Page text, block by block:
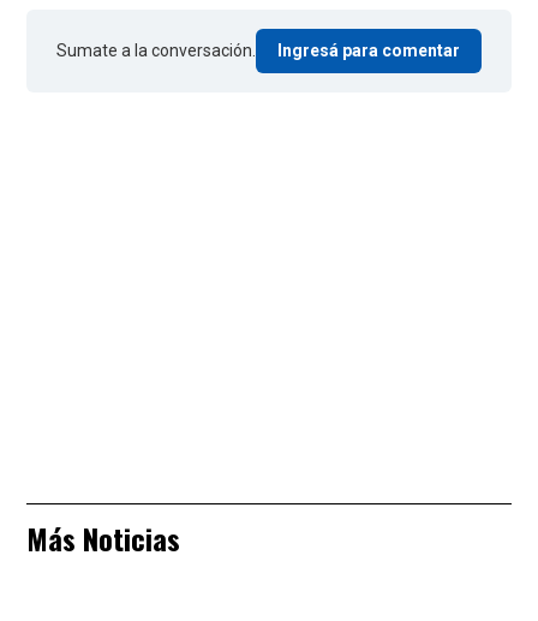
Sumate a la conversación. Ingresá para comentar
Más Noticias